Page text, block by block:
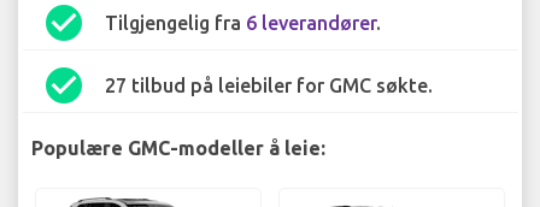
check_circle Tilgjengelig fra 6 leverandører.
check_circle 27 tilbud på leiebiler for GMC søkte.
Populære GMC-modeller å leie: